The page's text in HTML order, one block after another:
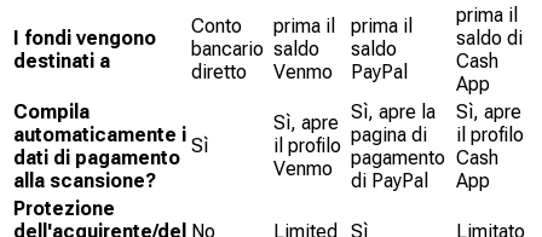
I fondi vengono
destinati a
Conto
bancario
diretto
prima il
saldo
Venmo
prima il
saldo
PayPal
prima il
saldo di
Cash
App
Compila
automaticamente i
dati di pagamento
alla scansione?
Sì
Sì, apre
il profilo
Venmo
Sì, apre la
pagina di
pagamento
di PayPal
Sì, apre
il profilo
Cash
App
Protezione
dell'acquirente/del No Limited Sì Limitato